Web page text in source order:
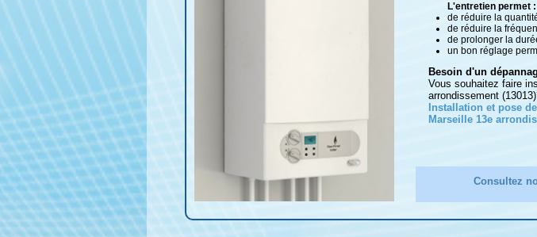
L'entretien permet :
de réduire la
de réduire la
de prolonger la
un bon réglage
Besoin d'un
Vous souhaitez faire
arrondissement
Installation et pose
Marseille 13e
Consultez